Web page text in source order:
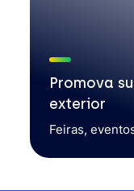
Promova
exterior
Feiras,